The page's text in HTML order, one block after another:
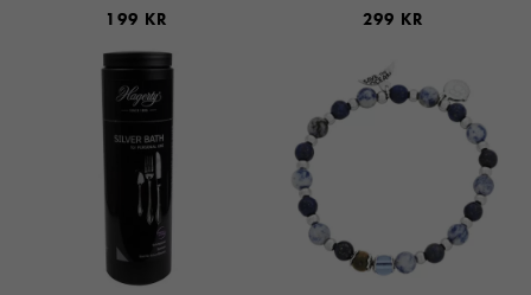
199 KR 299 KR